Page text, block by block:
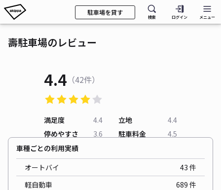
駐車場を貸す
検索 ログイン メニュー
壽駐車場のレビュー
4.4 （42件）
満足度 4.4 立地
4.4
停めやすさ
3.6 駐車料金
4.5
車種ごとの利用実績
オートバイ
43 件
軽自動車
689 件